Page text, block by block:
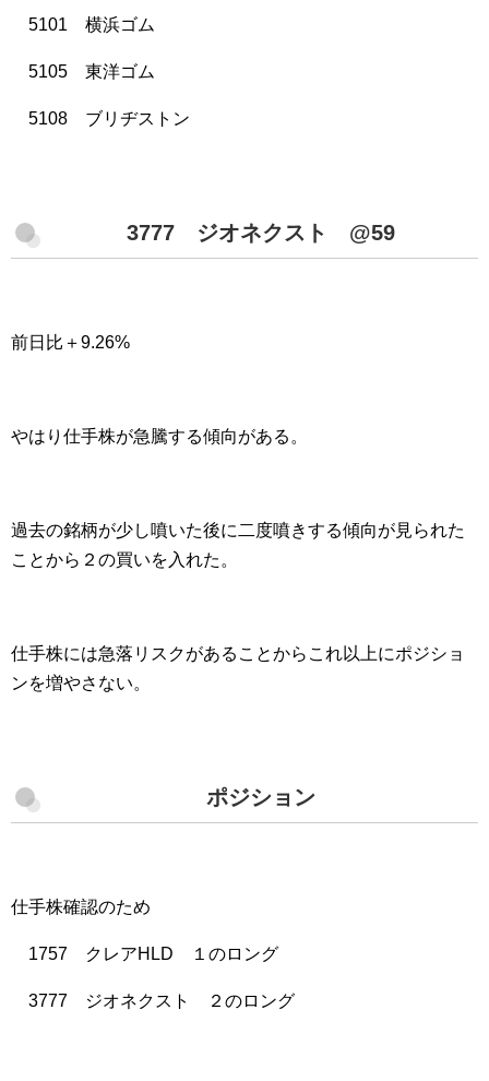
5101 横浜ゴム
5105 東洋ゴム
5108 ブリヂストン
3777 ジオネクスト @59
前日比＋9.26%
やはり仕手株が急騰する傾向がある。
過去の銘柄が少し噴いた後に二度噴きする傾向が見られた
ことから２の買いを入れた。
仕手株には急落リスクがあることからこれ以上にポジショ
ンを増やさない。
ポジション
仕手株確認のため
1757 クレアHLD １のロング
3777 ジオネクスト ２のロング